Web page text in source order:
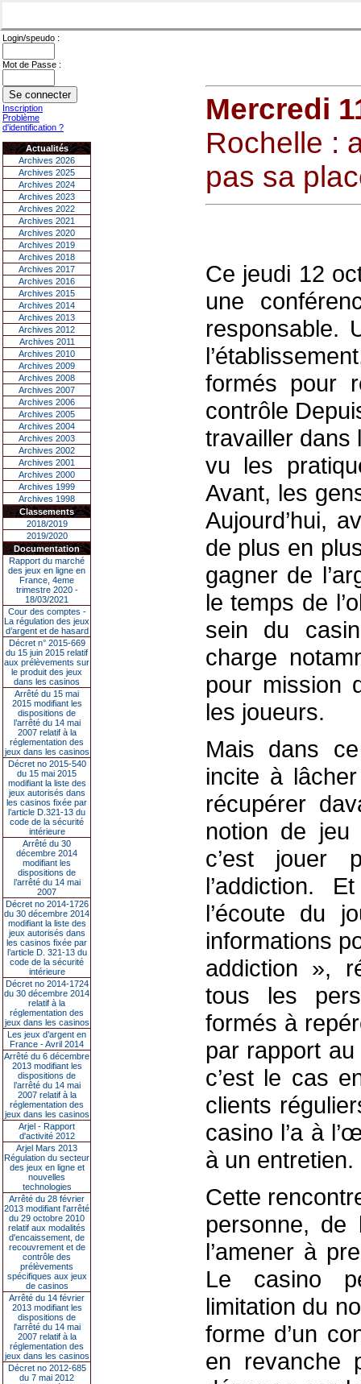
Login/speudo :
Mot de Passe :
Inscription
Problème
d'identification ?
Actualités
Archives 2026
Archives 2025
Archives 2024
Archives 2023
Archives 2022
Archives 2021
Archives 2020
Archives 2019
Archives 2018
Archives 2017
Archives 2016
Archives 2015
Archives 2014
Archives 2013
Archives 2012
Archives 2011
Archives 2010
Archives 2009
Archives 2008
Archives 2007
Archives 2006
Archives 2005
Archives 2004
Archives 2003
Archives 2002
Archives 2001
Archives 2000
Archives 1999
Archives 1998
Classements
2018/2019
2019/2020
Documentation
Rapport du marché
des jeux en ligne en
France, 4eme
trimestre 2020 -
18/03/2021
Cour des comptes -
La régulation des jeux
d’argent et de hasard
Décret n° 2015-669
du 15 juin 2015 relatif
aux prélèvements sur
le produit des jeux
dans les casinos
Arrêté du 15 mai
2015 modifiant les
dispositions de
l’arrêté du 14 mai
2007 relatif à la
réglementation des
jeux dans les casinos
Décret no 2015-540
du 15 mai 2015
modifiant la liste des
jeux autorisés dans
les casinos fixée par
l’article D.321-13 du
code de la sécurité
intérieure
Arrêté du 30
décembre 2014
modifiant les
dispositions de
l’arrêté du 14 mai
2007
Décret no 2014-1726
du 30 décembre 2014
modifiant la liste des
jeux autorisés dans
les casinos fixée par
l’article D. 321-13 du
code de la sécurité
intérieure
Décret no 2014-1724
du 30 décembre 2014
relatif à la
réglementation des
jeux dans les casinos
Les jeux d’argent en
France - Avril 2014
Arrêté du 6 décembre
2013 modifiant les
dispositions de
l’arrêté du 14 mai
2007 relatif à la
réglementation des
jeux dans les casinos
Arjel - Rapport
d'activité 2012
Arjel Mars 2013
Régulation du secteur
des jeux en ligne et
nouvelles
technologies
Arrêté du 28 février
2013 modifiant l'arrêté
du 29 octobre 2010
relatif aux modalités
d'encaissement, de
recouvrement et de
contrôle des
prélèvements
spécifiques aux jeux
de casinos
Arrêté du 14 février
2013 modifiant les
dispositions de
l'arrêté du 14 mai
2007 relatif à la
réglementation des
jeux dans les casinos
Décret no 2012-685
du 7 mai 2012
Mercredi
Rochelle :
pas sa
Ce jeudi 12
une
responsable.
formés pour
contrôle
travailler dans
vu les
Avant, les
Aujourd’hui,
de plus en
gagner de
le temps de
sein du
charge
pour mission
les joueurs.
Mais dans
incite à
récupérer
notion de
c’est jouer
l’addiction.
l’écoute du
informations
addiction »,
tous les
formés à
par rapport
c’est le cas
clients
casino l’a à
à un entretien.
Cette
personne, de
l’amener à
Le casino
limitation du
forme d’un
en revanche